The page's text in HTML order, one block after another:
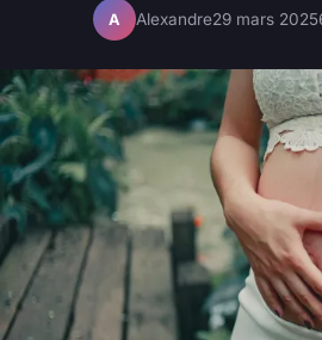
A Alexandre29 mars 2025